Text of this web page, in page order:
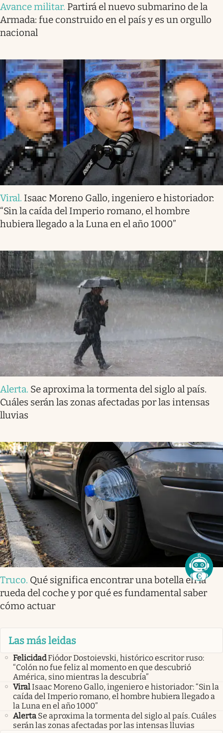
Avance militar. Partirá el nuevo submarino de la
Armada: fue construido en el país y es un orgullo
nacional
Viral. Isaac Moreno Gallo, ingeniero e historiador:
“Sin la caída del Imperio romano, el hombre
hubiera llegado a la Luna en el año 1000”
Alerta. Se aproxima la tormenta del siglo al país.
Cuáles serán las zonas afectadas por las intensas
lluvias
Truco. Qué significa encontrar una botella en la
rueda del coche y por qué es fundamental saber
cómo actuar
Las más leidas
FelicidadFiódor Dostoievski, histórico escritor ruso:
“Colón no fue feliz al momento en que descubrió
América, sino mientras la descubría”
ViralIsaac Moreno Gallo, ingeniero e historiador: “Sin la
caída del Imperio romano, el hombre hubiera llegado a
la Luna en el año 1000”
Alerta Se aproxima la tormenta del siglo al país. Cuáles
serán las zonas afectadas por las intensas lluvias